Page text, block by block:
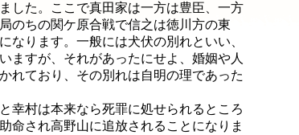
した。ここで真田家は一方は豊臣、一方
のちの関ケ原合戦で信之は徳川方の東
なります。一般には犬伏の別れといい、
ますが、それがあったにせよ、婚姻や人
れており、その別れは自明の理であった
幸村は本来なら死罪に処せられるところ
命され高野山に追放されることになりま